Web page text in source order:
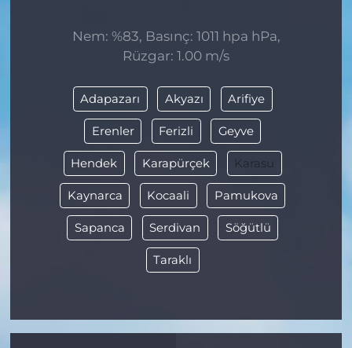
Nem: %83, Basınç: 1011 hpa hPa,
Rüzgar: 1.00 m/s
Adapazarı Akyazı Arifiye
Erenler Ferizli Geyve
Hendek Karapürçek Karasu
Kaynarca Kocaali Pamukova
Sapanca Serdivan Söğütlü
Taraklı